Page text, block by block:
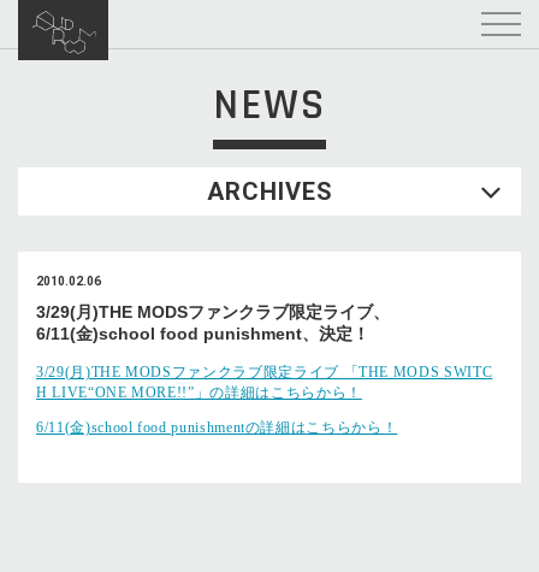
NEWS
ARCHIVES
2010.02.06
3/29(月)THE MODSファンクラブ限定ライブ、
6/11(金)school food punishment、決定！
3/29(月)THE MODSファンクラブ限定ライブ 「THE MODS SWITC
H LIVE“ONE MORE!!”」の詳細はこちらから！
6/11(金)school food punishmentの詳細はこちらから！